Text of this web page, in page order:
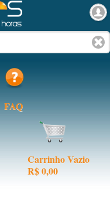
FAQ
Carrinho Vazio
R$ 0,00